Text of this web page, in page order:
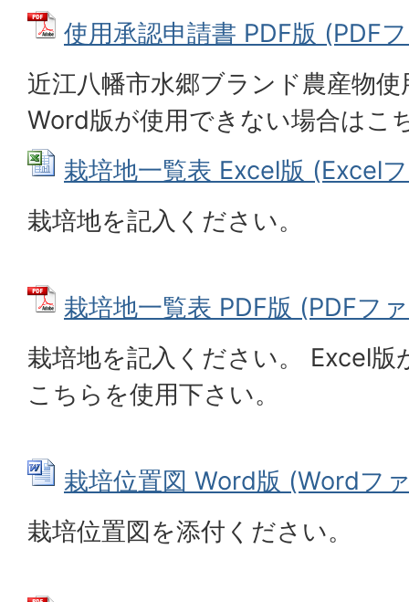
使用承認申請書 PDF版 (PDF
近江八幡市水郷ブランド農産物
Word版が使用できない場合はこ
栽培地一覧表 Excel版 (Excel
栽培地を記入ください。
栽培地一覧表 PDF版 (PDFフ
栽培地を記入ください。 Excel版
こちらを使用下さい。
栽培位置図 Word版 (Wordフ
栽培位置図を添付ください。